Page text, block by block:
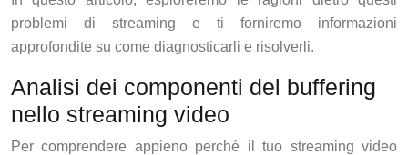
problemi di streaming e ti forniremo informazioni
approfondite su come diagnosticarli e risolverli.
Analisi dei componenti del buffering
nello streaming video
Per comprendere appieno perché il tuo streaming video